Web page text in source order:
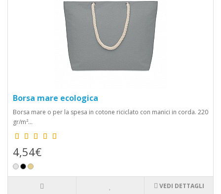
Borsa mare ecologica
Borsa mare o per la spesa in cotone riciclato con manici in corda. 220
gr/m²...
4,54€
VEDI DETTAGLI